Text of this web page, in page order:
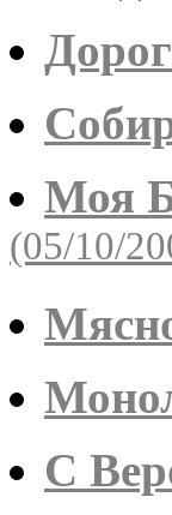
Моя
(05/10/
С